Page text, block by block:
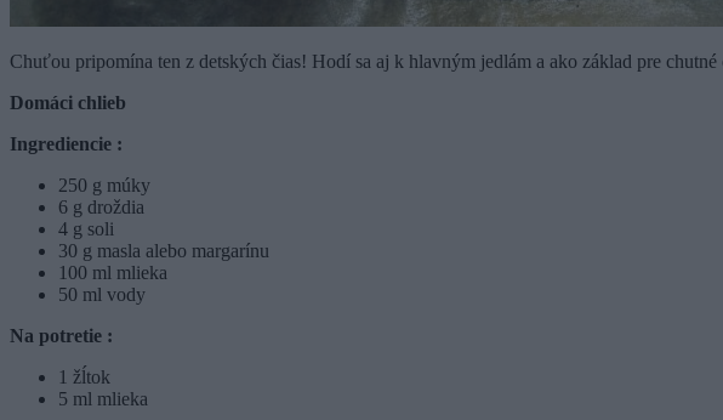
Chuťou pripomína ten z detských čias! Hodí sa aj k hlavným jedlám a ako základ pre
Domáci chlieb
Ingrediencie :
250 g múky
6 g droždia
4 g soli
30 g masla alebo margarínu
100 ml mlieka
50 ml vody
Na potretie :
1 žĺtok
5 ml mlieka